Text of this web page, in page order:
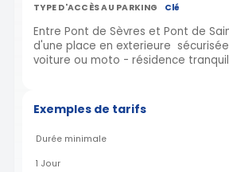
TYPE D'ACCÈS AU PARKING Clé
Entre Pont de Sèvres et Pont de
d'une place en exterieure
voiture ou moto - résidence
Exemples de tarifs
Durée minimale
1 Jour